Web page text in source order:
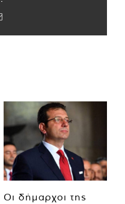
Email
Οι δήμαρχοι της